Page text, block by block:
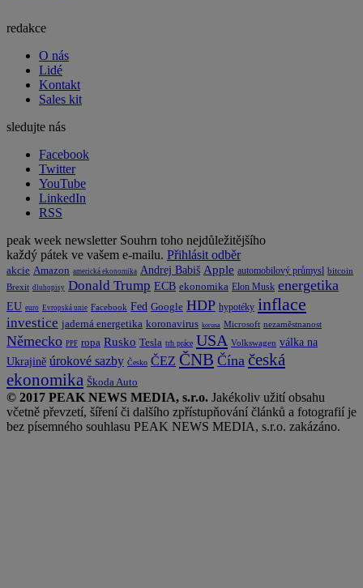
redakce
O nás
Lidé
Kontakt
Sales kit
sledujte nás
Facebook
Twitter
YouTube
LinkedIn
RSS
peak week newsletter Souhrn toho nejdůležitějšího
každý pátek ve vašem e-mailu. Přihlásit odběr
akcie Amazon americká ekonomika Andrej Babiš Apple automobilový průmysl bitcoin
Brexit dluhopisy Donald Trump ECB ekonomika Elon Musk energetika
EU euro Evropská unie Facebook Fed Google HDP hypotéky inflace
investice jaderná energetika koronavirus koruna Microsoft nezaměstnanost
Německo PPF ropa Rusko Tesla trh práce USA Volkswagen válka na
Ukrajině úrokové sazby Česko ČEZ ČNB Čína česká
ekonomika Škoda Auto
© 2017 PEAK NEWS MEDIA, s.r.o. Jakékoliv užití obsahu
včetně převzetí, šíření či dalšího zpřístupňování článků a fotografií je
bez písemného souhlasu PEAK NEWS MEDIA, s.r.o. zakázáno.